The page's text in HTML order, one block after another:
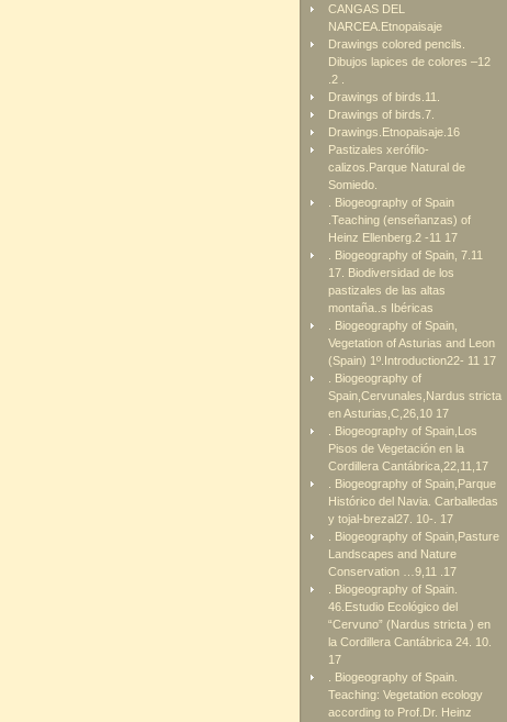
CANGAS DEL
NARCEA.Etnopaisaje
Drawings colored pencils.
Dibujos lapices de colores –12
.2 .
Drawings of birds.11.
Drawings of birds.7.
Drawings.Etnopaisaje.16
Pastizales xerófilo-
calizos.Parque Natural de
Somiedo.
. Biogeography of Spain
.Teaching (enseñanzas) of
Heinz Ellenberg.2 -11 17
. Biogeography of Spain, 7.11
17. Biodiversidad de los
pastizales de las altas
montaña..s Ibéricas
. Biogeography of Spain,
Vegetation of Asturias and Leon
(Spain) 1º.Introduction22- 11 17
. Biogeography of
Spain,Cervunales,Nardus stricta
en Asturias,C,26,10 17
. Biogeography of Spain,Los
Pisos de Vegetación en la
Cordillera Cantábrica,22,11,17
. Biogeography of Spain,Parque
Histórico del Navia. Carballedas
y tojal-brezal27. 10-. 17
. Biogeography of Spain,Pasture
Landscapes and Nature
Conservation …9,11 .17
. Biogeography of Spain.
46.Estudio Ecológico del
“Cervuno” (Nardus stricta ) en
la Cordillera Cantábrica 24. 10.
17
. Biogeography of Spain.
Teaching: Vegetation ecology
according to Prof.Dr. Heinz